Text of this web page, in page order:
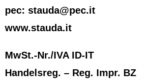
pec: stauda@pec.it
www.stauda.it
MwSt.-Nr./IVA ID-IT
Handelsreg. – Reg. Impr. BZ